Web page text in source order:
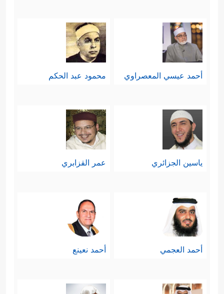
أحمد عيسي المعصراوي محمود عبد الحكم
ياسين الجزائري عمر القزابري
أحمد العجمي أحمد نعينع